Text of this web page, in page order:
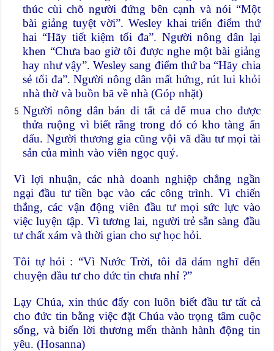
thúc cùi chõ người đứng bên cạnh và nói “Một
bài giảng tuyệt vời”. Wesley khai triển điểm thứ
hai “Hãy tiết kiệm tối đa”. Người nông dân lại
khen “Chưa bao giờ tôi được nghe một bài giảng
hay như vậy”. Wesley sang điểm thứ ba “Hãy chia
sẻ tối đa”. Người nông dân mất hứng, rút lui khỏi
nhà thờ và buồn bã về nhà (Góp nhặt)
Người nông dân bán đi tất cả để mua cho được
thửa ruộng vì biết rằng trong đó có kho tàng ẩn
dấu. Người thương gia cũng vội vã đầu tư mọi tài
sản của mình vào viên ngọc quý.
Vì lợi nhuận, các nhà doanh nghiệp chẳng ngần
ngại đầu tư tiền bạc vào các công trình. Vì chiến
thắng, các vận động viên đầu tư mọi sức lực vào
việc luyện tập. Vì tương lai, người trẻ sẵn sàng đầu
tư chất xám và thời gian cho sự học hỏi.
Tôi tự hỏi : “Vì Nước Trời, tôi đã dám nghĩ đến
chuyện đầu tư cho đức tin chưa nhỉ ?”
Lạy Chúa, xin thúc đẩy con luôn biết đầu tư tất cả
cho đức tin bằng việc đặt Chúa vào trọng tâm cuộc
sống, và biến lời thương mến thành hành động tin
yêu. (Hosanna)